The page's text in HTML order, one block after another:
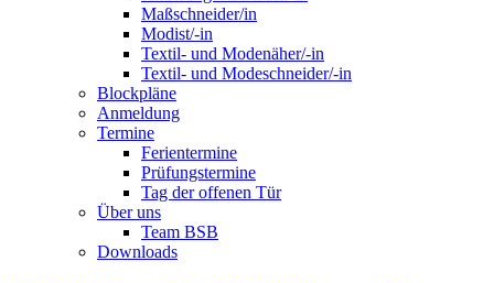
Maßschneider/in
Modist/-in
Textil- und Modenäher/-in
Textil- und Modeschneider/-in
Blockpläne
Anmeldung
Termine
Ferientermine
Prüfungstermine
Tag der offenen Tür
Über uns
Team BSB
Downloads